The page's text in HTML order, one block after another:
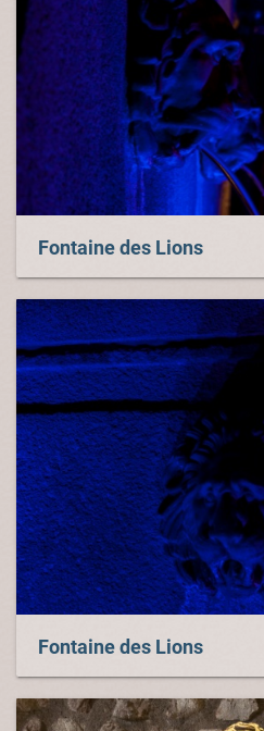
Fontaine des Lions
Fontaine des Lions